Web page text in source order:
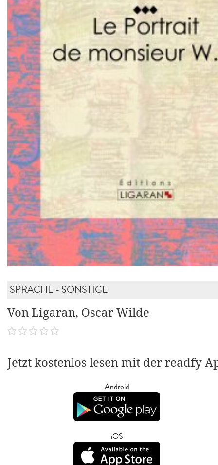
SPRACHE - SONSTIGE
Von Ligaran, Oscar Wilde
Jetzt kostenlos lesen mit der readfy
Android
iOS